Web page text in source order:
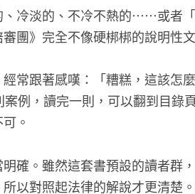
冷淡的、不冷不熱的……或者「
團》完全不像硬梆梆的說明性
常跟著感嘆：「糟糕，這該怎
例，讀完一則，可以翻到目錄
。
確。雖然這套書預設的讀者群
以對照起法律的解說才更清楚。